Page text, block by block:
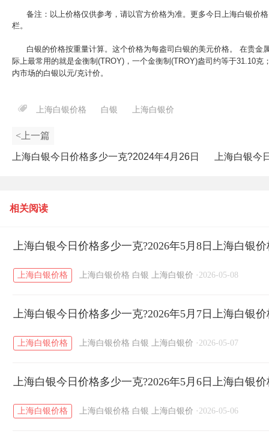
备注：以上价格仅供参考，请以官方价格为准。更多今日上海白银价
栏。
白银的价格按重量计算。这个价格为每盎司白银的美元价格。 在贵金
际上最常用的就是金衡制(TROY)，一个金衡制(TROY)盎司约等于31.10克
内市场的白银以元/克计价。
上海白银价格 白银 上海白银价
<上一篇
上海白银今日价格多少一克?2024年4月26日 上海白银今
相关阅读
上海白银今日价格多少一克?2026年5月8日上海白银
上海白银价格 上海白银价格 白银 上海白银价 · 2026-05-08
上海白银今日价格多少一克?2026年5月7日上海白银
上海白银价格 上海白银价格 白银 上海白银价 · 2026-05-07
上海白银今日价格多少一克?2026年5月6日上海白银
上海白银价格 上海白银价格 白银 上海白银价 · 2026-05-06